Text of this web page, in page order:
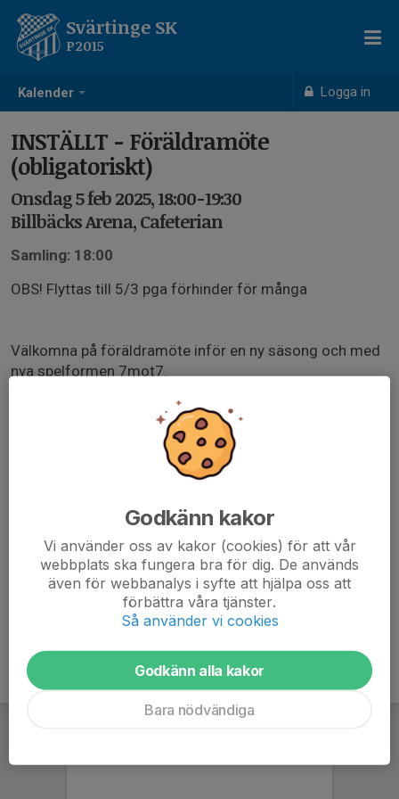
Kalender Logga in
Svärtinge SK
P2015
INSTÄLLT - Föräldramöte
(obligatoriskt)
Onsdag 5 feb 2025, 18:00-19:30
Billbäcks Arena, Cafeterian
Samling: 18:00
OBS! Flyttas till 5/3 pga förhinder för många
Välkomna på föräldramöte inför en ny säsong och med
nya spelformen 7mot7.
Vi kommer gå igenom en del ny information och nya
förhållningssätt där det är viktigt att alla engagerar sig
och även kommer med synpunkter, frågor m.m.
mötet och inga barn/spelare.
Varmt välkomna!
Godkänn kakor
Vi använder oss av kakor (cookies) för att vår
webbplats ska fungera bra för dig. De används
även för webbanalys i syfte att hjälpa oss att
förbättra våra tjänster.
Så använder vi cookies
Godkänn alla kakor
Bara nödvändiga